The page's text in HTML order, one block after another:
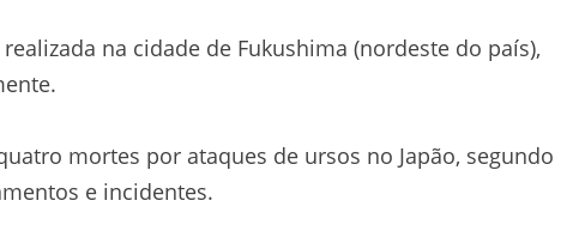
na cidade de Fukushima (nordeste do país),
mortes por ataques de ursos no Japão, segundo
e incidentes.